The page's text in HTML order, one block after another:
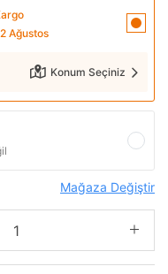
Ağustos
Konum Seçiniz
Mağaza Değiştir